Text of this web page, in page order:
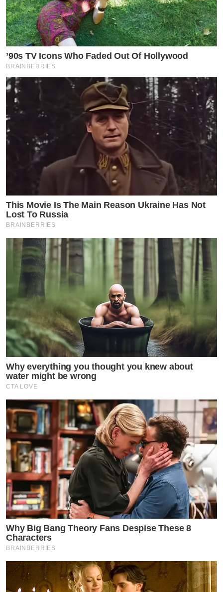
เเละหลังจากที่ต้องกักตัวอยู่บ้านเพื่อหยุดเชื้อ เป็นเวลานาน
งานนี้สาวมิน ได้มีตัวช่วนเเก้เหงาด้วยการอัพคลิปลงเเอ
พริเคชั่นฮิตอย่างติ๊กต็อก เเละต้องบอก ก่อนว่าเเต่ละคลิป
ของเธอนั้นจัดเต็มทั้งเสื้อผ้าหน้าผมเลยล่ะค่ะ
งานนี้ทำให้เธอมียอดติดตามในติ๊กต๊อกสูงถึง 2 ล้านคนเเล้ว
โดยสาวมินได้โพสต์ข้อความผ่านอินสตราเเกรมส่วนตัวระ
บุเเคปชั่นว่า . . . .
ขอบคุณทุกคนมากมากคะ ตอนแรกคิดว่าจะเล่นแค่ช่วง
กักตัว ตอนนี้ติดมากเลยคะ มินเล่นจริงจังมา1เดือนกับ
อีก12วัน ไม่คิดเลยว่าคนจะมาติดตามเยอะขนาดนี้ต้อง
ขอบคุณทุกคนที่มาติดตามมากเลยค่ะและ ใครอยากเห็นมิน
ในแบบที่ไม่เคยเห็นขอให้ไปดูใน tiktok นะคะ
by TVPOOL ONLINE
’90s TV Icons Who Faded Out Of Hollywood
BRAINBERRIES
This Movie Is The Main Reason Ukraine Has Not
Lost To Russia
BRAINBERRIES
Why everything you thought you knew about
water might be wrong
CTA LOVE
Why Big Bang Theory Fans Despise These 8
Characters
BRAINBERRIES